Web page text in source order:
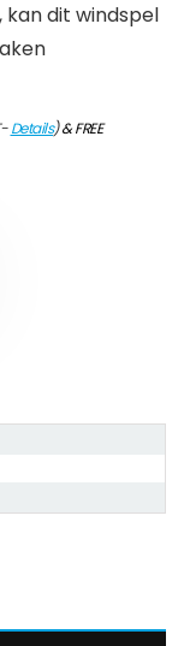
kan dit windspel
Details)&FREE